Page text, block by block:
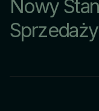
Nowy
Sprzedaży